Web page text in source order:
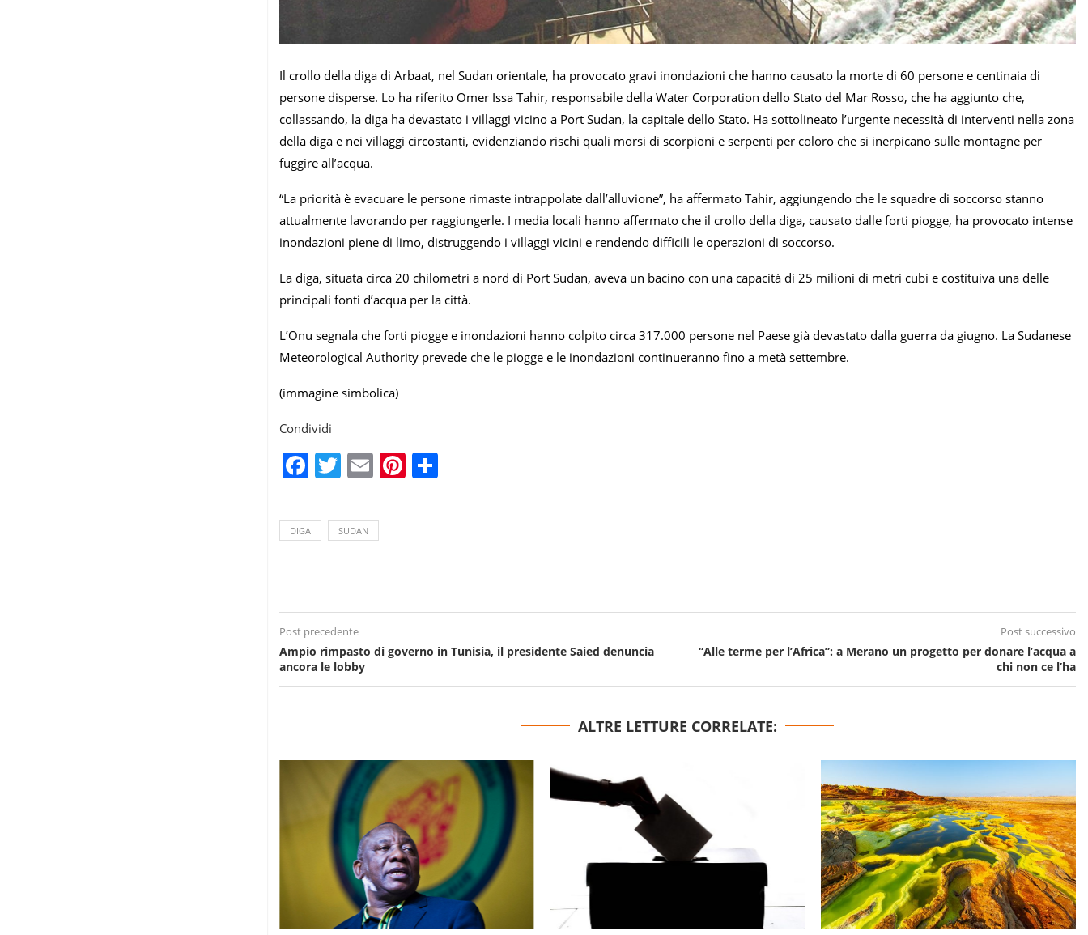
Il crollo della diga di Arbaat, nel Sudan orientale, ha provocato gravi inondazioni che hanno causato la morte di 60 persone e centinaia di
persone disperse. Lo ha riferito Omer Issa Tahir, responsabile della Water Corporation dello Stato del Mar Rosso, che ha aggiunto che,
collassando, la diga ha devastato i villaggi vicino a Port Sudan, la capitale dello Stato. Ha sottolineato l’urgente necessità di interventi nella zona
della diga e nei villaggi circostanti, evidenziando rischi quali morsi di scorpioni e serpenti per coloro che si inerpicano sulle montagne per
fuggire all’acqua.
“La priorità è evacuare le persone rimaste intrappolate dall’alluvione”, ha affermato Tahir, aggiungendo che le squadre di soccorso stanno
attualmente lavorando per raggiungerle. I media locali hanno affermato che il crollo della diga, causato dalle forti piogge, ha provocato intense
inondazioni piene di limo, distruggendo i villaggi vicini e rendendo difficili le operazioni di soccorso.
La diga, situata circa 20 chilometri a nord di Port Sudan, aveva un bacino con una capacità di 25 milioni di metri cubi e costituiva una delle
principali fonti d’acqua per la città.
L’Onu segnala che forti piogge e inondazioni hanno colpito circa 317.000 persone nel Paese già devastato dalla guerra da giugno. La Sudanese
Meteorological Authority prevede che le piogge e le inondazioni continueranno fino a metà settembre.
(immagine simbolica)
Condividi
Facebook
Twitter
EmailPinterest
DIGA SUDAN
Post precedente
Ampio rimpasto di governo in Tunisia, il presidente Saied denuncia
ancora le lobby
Post successivo
“Alle terme per l’Africa”: a Merano un progetto per donare l’acqua a
chi non ce l’ha
ALTRE LETTURE CORRELATE: